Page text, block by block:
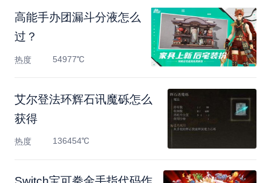
高能手办团漏斗分液怎么
过？
热度 54977℃
艾尔登法环辉石讯魔砾怎么
获得
热度 136454℃